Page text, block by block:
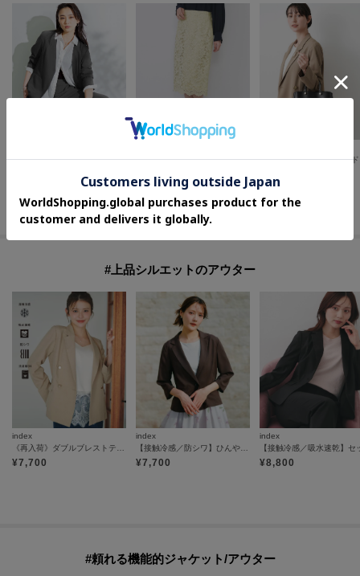
【接触冷感／透湿／着る日傘】ノーカラージャケット
さらに15%OFF
モールレースタイトスカート【洗濯機OK】
3,587
40%OFF
さらに20%OFF
50%OFF
さらに10%OFF
#上品シルエットのアウター
index
《再入荷》ダブルブレストテーラードジャケット【接触冷感／吸水速乾／イージーアイロン／防シワ／洗濯機OK】
¥7,700
index
【接触冷感／防シワ】ひんやり7分袖テーラードジャケット《洗濯機OK》
¥7,700
index
¥8,800
#頼れる機能的ジャケット/アウター